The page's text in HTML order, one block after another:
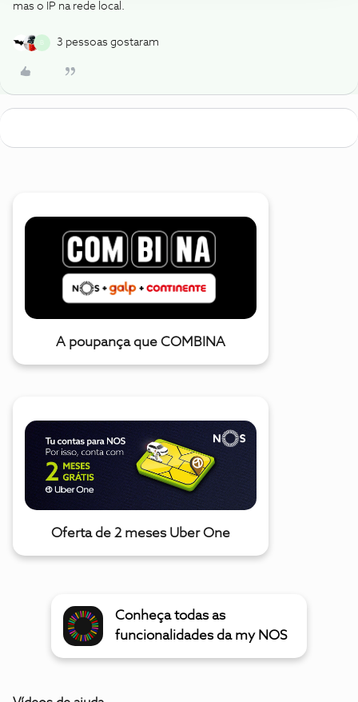
mas o IP na rede local.
3 pessoas gostaram
A poupança que COMBINA
Oferta de 2 meses Uber One
Conheça todas as
funcionalidades da my NOS